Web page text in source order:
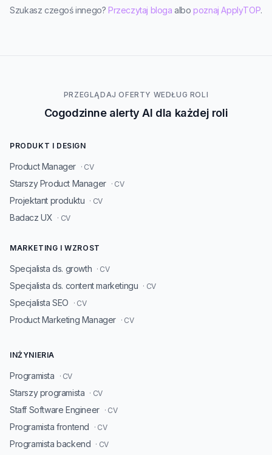
Szukasz czegoś innego? Przeczytaj bloga albopoznaj ApplyTOP.
PRZEGLĄDAJ OFERTY WEDŁUG ROLI
Cogodzinne alerty AI dla każdej roli
PRODUKT I DESIGN
Product Manager · CV
Starszy Product Manager · CV
Projektant produktu · CV
Badacz UX · CV
MARKETING I WZROST
Specjalista ds. growth · CV
Specjalista ds. content marketingu · CV
Specjalista SEO · CV
Product Marketing Manager · CV
INŻYNIERIA
Programista · CV
Starszy programista · CV
Staff Software Engineer · CV
Programista frontend · CV
Programista backend · CV